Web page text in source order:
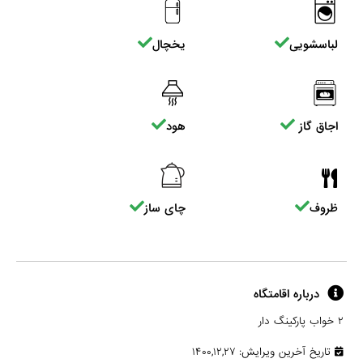
لباسشویی یخچال
اجاق گاز هود
ظروف چای ساز
درباره اقامتگاه
۲ خواب پارکینگ دار
تاریخ آخرین ویرایش: ۱۴۰۰,۱۲,۲۷